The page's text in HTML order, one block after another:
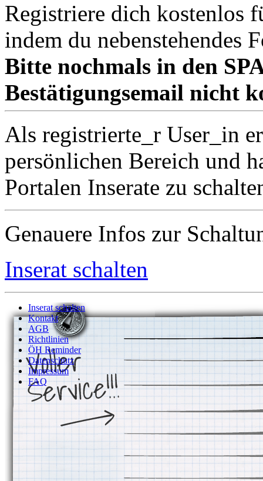
Registriere dich kostenlos
indem du nebenstehendes
Bitte nochmals in den
Bestätigungsemail nicht
Als registrierte_r User_in
persönlichen Bereich und
Portalen Inserate zu
Genauere Infos zur
Inserat schalten
Inserat schalten
Kontakt
AGB
Richtlinien
ÖH Reminder
Datenschutz
Impressum
FAQ